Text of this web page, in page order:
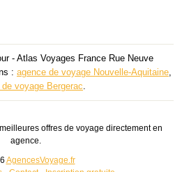
- Atlas Voyages France Rue Neuve
: agence de voyage Nouvelle-Aquitaine,
voyage Bergerac.
offres de voyage directement en
agence.
AgencesVoyage.fr